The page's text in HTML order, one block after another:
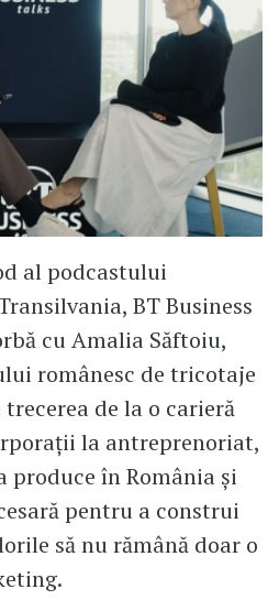
al podcastului
BT Business
cu Amalia Săftoiu,
românesc de tricotaje
de la o carieră
la antreprenoriat,
produce în România și
pentru a construi
să nu rămână doar o